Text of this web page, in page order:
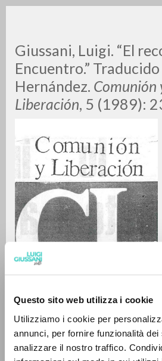
Questo sito web utilizza i cookie
Utilizziamo i cookie per
annunci, per fornire funzionalità
analizzare il nostro traffico.
Giussani, Luigi. “El
Encuentro.” Traducido
Hernández. Comunión
Liberación, 5 (1989):
Giussani LuigiAutore
Hernández E Traduttore
0DOCUMENTI
RISULTATI
IL